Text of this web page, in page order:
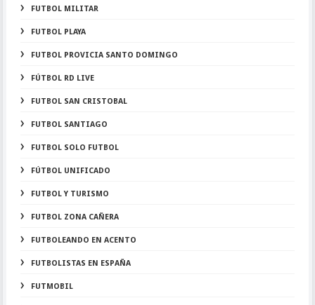
FUTBOL MILITAR
FUTBOL PLAYA
FUTBOL PROVICIA SANTO DOMINGO
FÚTBOL RD LIVE
FUTBOL SAN CRISTOBAL
FUTBOL SANTIAGO
FUTBOL SOLO FUTBOL
FÚTBOL UNIFICADO
FUTBOL Y TURISMO
FUTBOL ZONA CAÑERA
FUTBOLEANDO EN ACENTO
FUTBOLISTAS EN ESPAÑA
FUTMOBIL